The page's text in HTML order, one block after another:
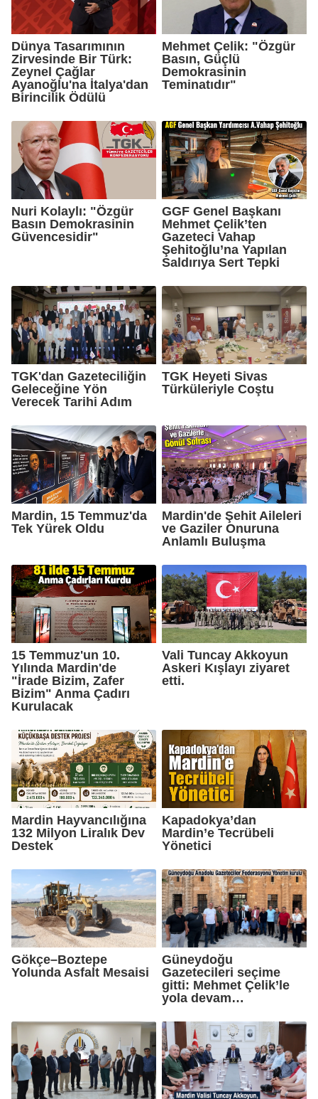
Dünya Tasarımının
Zirvesinde Bir Türk:
Zeynel Çağlar
Ayanoğlu'na İtalya'dan
Birincilik Ödülü
Mehmet Çelik: "Özgür
Basın, Güçlü
Demokrasinin
Teminatıdır"
Nuri Kolaylı: "Özgür
Basın Demokrasinin
Güvencesidir"
GGF Genel Başkanı
Mehmet Çelik’ten
Gazeteci Vahap
Şehitoğlu’na Yapılan
Saldırıya Sert Tepki
TGK'dan Gazeteciliğin
Geleceğine Yön
Verecek Tarihi Adım
TGK Heyeti Sivas
Türküleriyle Coştu
Mardin, 15 Temmuz'da
Tek Yürek Oldu
Mardin'de Şehit Aileleri
ve Gaziler Onuruna
Anlamlı Buluşma
15 Temmuz'un 10.
Yılında Mardin'de
"İrade Bizim, Zafer
Bizim" Anma Çadırı
Kurulacak
Vali Tuncay Akkoyun
Askeri Kışlayı ziyaret
etti.
Mardin Hayvancılığına
132 Milyon Liralık Dev
Destek
Kapadokya’dan
Mardin’e Tecrübeli
Yönetici
Gökçe–Boztepe
Yolunda Asfalt Mesaisi
Güneydoğu
Gazetecileri seçime
gitti: Mehmet Çelik’le
yola devam…